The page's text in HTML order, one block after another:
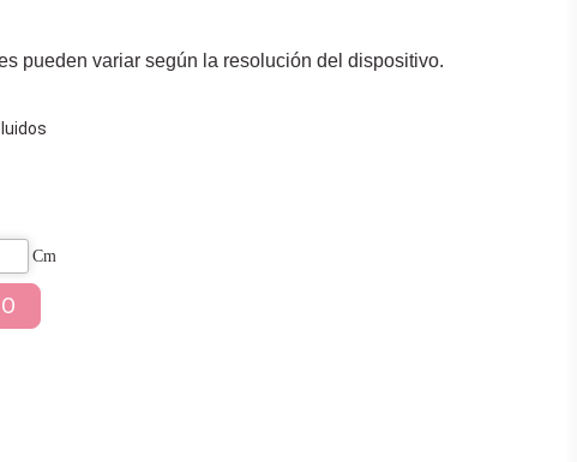
pueden variar según la resolución del dispositivo.
Cm